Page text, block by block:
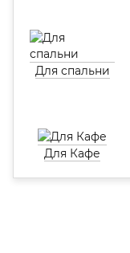
Для спальни
Для Кафе